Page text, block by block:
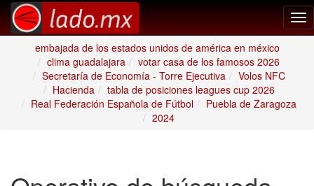
embajada de los estados unidos de américa en méxico
clima guadalajara
votar casa de los famosos 2026
Secretaría de Economía - Torre Ejecutiva
Volos NFC
Hacienda
tabla de posiciones leagues cup 2026
Real Federación Española de Fútbol
Puebla de Zaragoza
2024